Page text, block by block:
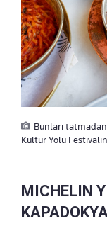
Bunları
Kültür Yolu
MICHELIN